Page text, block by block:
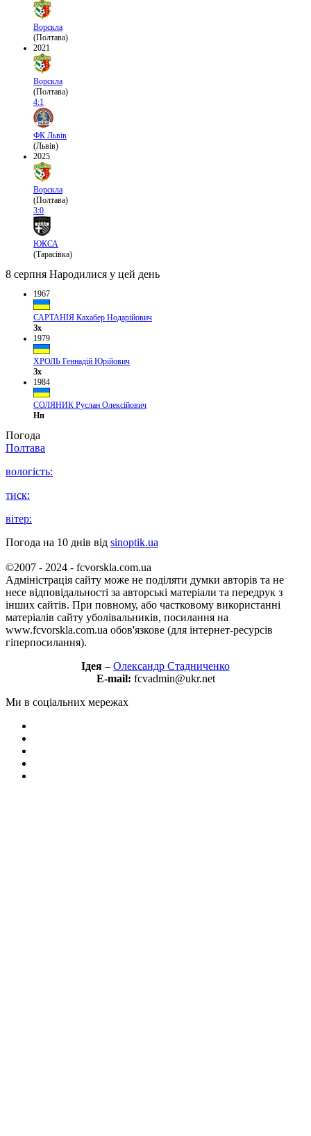
Ворскла
(Полтава)
2021
Ворскла
(Полтава)
4:1
ФК Львів
(Львів)
2025
Ворскла
(Полтава)
3:0
ЮКСА
(Тарасівка)
8 серпня Народилися у цей день
1967
САРТАНІЯ Кахабер Нодарійович
Зх
1979
ХРОЛЬ Геннадій Юрійович
Зх
1984
СОЛЯНИК Руслан Олексійович
Нп
Погода
Полтава
вологість:
тиск:
вітер:
Погода на 10 днів від sinoptik.ua
©2007 - 2024 - fcvorskla.com.ua
Адміністрація сайту може не поділяти думки авторів та не
несе відповідальності за авторські матеріали та передрук з
інших сайтів. При повному, або частковому використанні
матеріалів сайту уболівальників, посилання на
www.fcvorskla.com.ua обов'язкове (для інтернет-ресурсів
гіперпосилання).
Ідея – Олександр Стадниченко
E-mail: fcvadmin@ukr.net
Ми в соціальних мережах